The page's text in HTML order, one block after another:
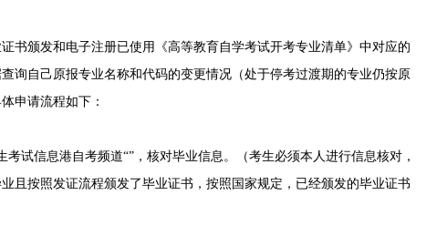
颁发和电子注册已使用《高等教育自学考试开考专业清单》中对应的
查询自己原报专业名称和代码的变更情况（处于停考过渡期的专业仍按原
申请流程如下：
试信息港自考频道“”，核对毕业信息。（考生必须本人进行信息核对，
且按照发证流程颁发了毕业证书，按照国家规定，已经颁发的毕业证书